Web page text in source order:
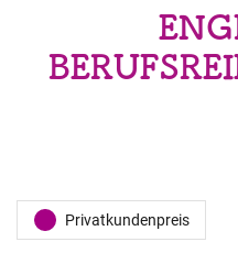
Privatkundenpreis